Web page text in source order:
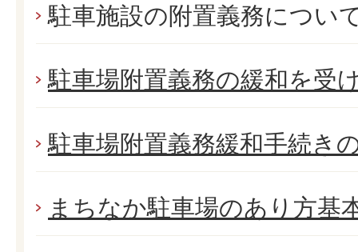
駐車施設の附置義務につい
駐車場附置義務の緩和を受
駐車場附置義務緩和手続き
まちなか駐車場のあり方基